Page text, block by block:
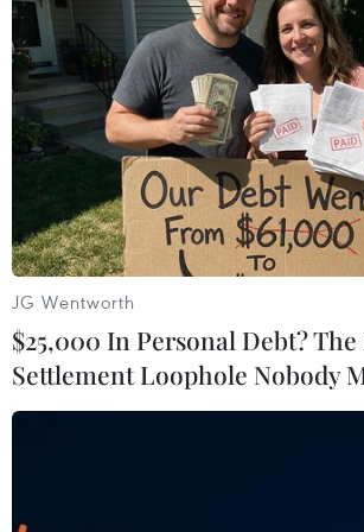
Khẩn trường khám nghiệm
hiện trường, điều tra
nguyên nhân vụ cháy chợ
Biên Hòa
06/08/2026 04:37
Từ hạt
Hormuz:
lược mới
06/08/2026
24 năm tù cho 2 vợ chồng
Thi lại ở
05/08/2026
JG Wentworth
$25,000 In Personal Debt? The
Settlement Loophole Nobody